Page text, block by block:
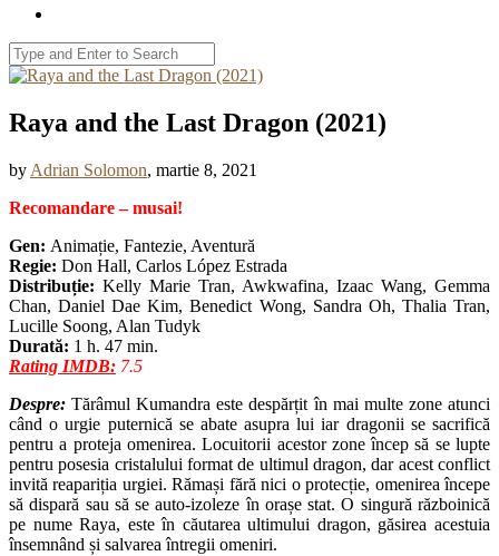
Raya and the Last Dragon (2021)
by Adrian Solomon, martie 8, 2021
Recomandare – musai!
Gen: Animație, Fantezie, Aventură
Regie: Don Hall, Carlos López Estrada
Distribuție: Kelly Marie Tran, Awkwafina, Izaac Wang, Gemma
Chan, Daniel Dae Kim, Benedict Wong, Sandra Oh, Thalia Tran,
Lucille Soong, Alan Tudyk
Durată: 1 h. 47 min.
Rating IMDB: 7.5
Despre:Tărâmul Kumandra este despărțit în mai multe zone atunci
când o urgie puternică se abate asupra lui iar dragonii se sacrifică
pentru a proteja omenirea. Locuitorii acestor zone încep să se lupte
pentru posesia cristalului format de ultimul dragon, dar acest conflict
invită reapariția urgiei. Rămași fără nici o protecție, omenirea începe
să dispară sau să se auto-izoleze în orașe stat. O singură războinică
pe nume Raya, este în căutarea ultimului dragon, găsirea acestuia
însemnând și salvarea întregii omeniri.